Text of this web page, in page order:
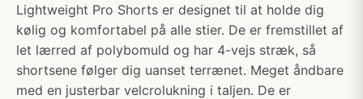
Lightweight Pro Shorts er designet til at holde dig
kølig og komfortabel på alle stier. De er fremstillet af
let lærred af polybomuld og har 4-vejs stræk, så
shortsene følger dig uanset terrænet. Meget åndbare
med en justerbar velcrolukning i taljen. De er